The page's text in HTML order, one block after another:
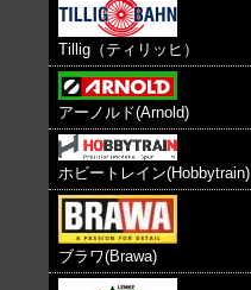
Tillig（ティリッヒ）
アーノルド(Arnold)
ホビートレイン(Hobbytrain)
ブラワ(Brawa)